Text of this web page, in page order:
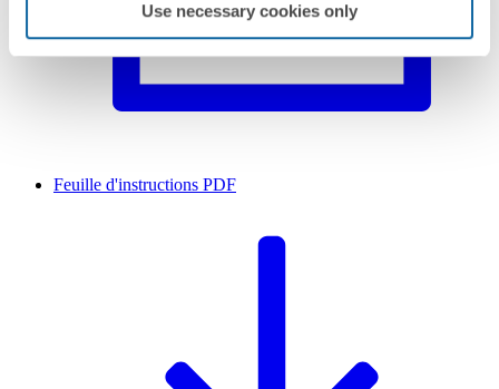
Use necessary cookies only
Feuille d'instructions PDF